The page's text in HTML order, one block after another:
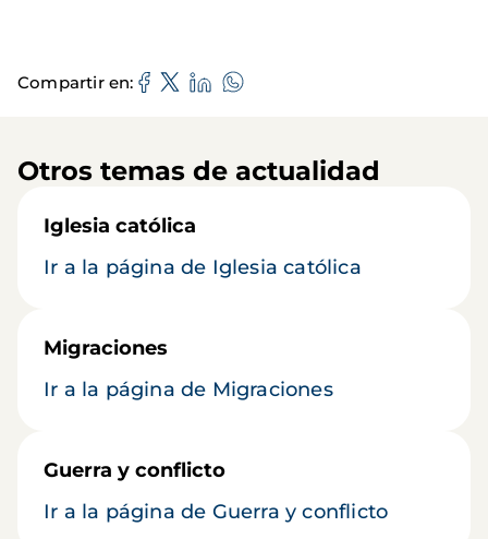
Compartir en
Otros temas de actualidad
Iglesia católica
Ir a la página de Iglesia católica
Migraciones
Ir a la página de Migraciones
Guerra y conflicto
Ir a la página de Guerra y conflicto